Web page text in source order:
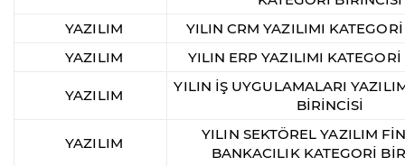
YAZILIM
YILIN CRM YAZILIMI
YAZILIM
YILIN ERP YAZILIMI
YAZILIM
YILIN İŞ UYGULAMALARI
BİRİNCİSİ
YAZILIM
YILIN SEKTÖREL YAZILIM
BANKACILIK KATEGORİ